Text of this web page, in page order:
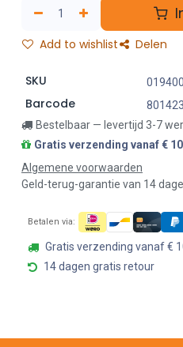
Add to wishlist Delen
SKU
Barcode
Bestelbaar — levertijd 3-7
Gratis verzending vanaf €
Algemene voorwaarden
Geld-terug-garantie van 14
Betalen via:
Gratis verzending vanaf €
14 dagen gratis retour